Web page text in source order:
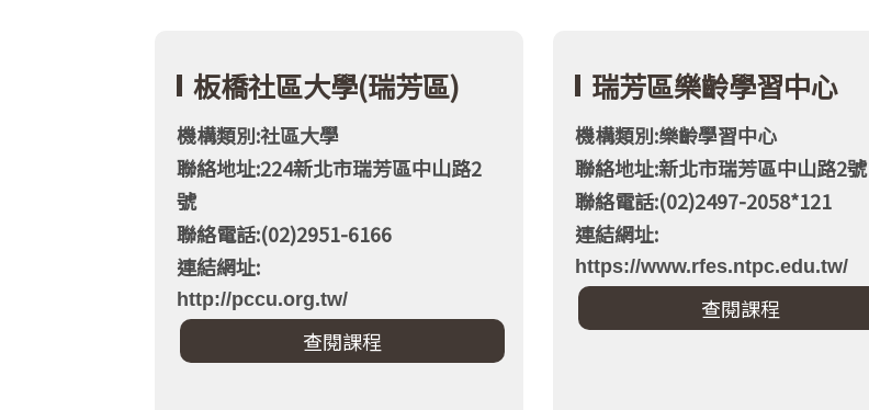
板橋社區大學(瑞芳區)
機構類別:社區大學
聯絡地址:224新北市瑞芳區中山路2
號
聯絡電話:(02)2951-6166
連結網址:
http://pccu.org.tw/
瑞芳區樂齡學習中心
機構類別:樂齡學習中心
聯絡地址:新北市瑞芳區中山路2號
聯絡電話:(02)2497-2058*121
連結網址:
https://www.rfes.ntpc.edu.tw/